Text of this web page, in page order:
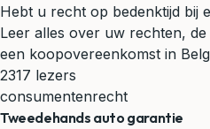
Hebt u recht op bedenktijd bij
Leer alles over uw rechten,
een koopovereenkomst in
2317 lezers
consumentenrecht
Tweedehands auto garantie